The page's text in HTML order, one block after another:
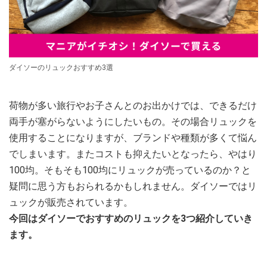
ダイソーのリュックおすすめ3選
荷物が多い旅行やお子さんとのお出かけでは、できるだけ
両手が塞がらないようにしたいもの。その場合リュックを
使用することになりますが、ブランドや種類が多くて悩ん
でしまいます。またコストも抑えたいとなったら、やはり
100均。そもそも100均にリュックが売っているのか？と
疑問に思う方もおられるかもしれません。ダイソーではリ
ュックが販売されています。
今回はダイソーでおすすめのリュックを3つ紹介していき
ます。